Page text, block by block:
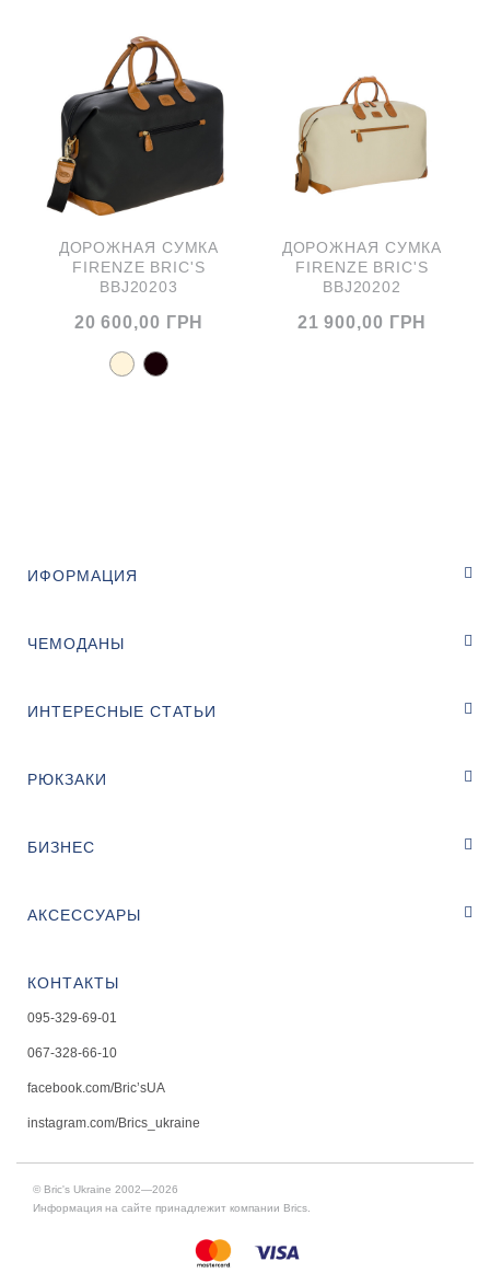
ДОРОЖНАЯ СУМКА
FIRENZE BRIC'S
BBJ20203
20 600,00 ГРН
ДОРОЖНАЯ СУМКА
FIRENZE BRIC'S
BBJ20202
21 900,00 ГРН
ИФОРМАЦИЯ
ЧЕМОДАНЫ
ИНТЕРЕСНЫЕ СТАТЬИ
РЮКЗАКИ
БИЗНЕС
АКСЕССУАРЫ
КОНТАКТЫ
095-329-69-01
067-328-66-10
facebook.com/Bric’sUA
instagram.com/Brics_ukraine
© Bric's Ukraine 2002—2026
Информация на сайте принадлежит компании Brics.